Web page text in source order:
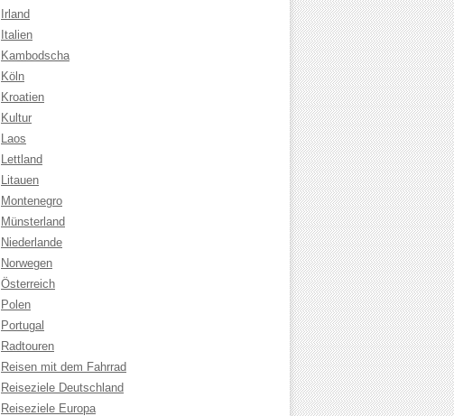
Irland
Italien
Kambodscha
Köln
Kroatien
Kultur
Laos
Lettland
Litauen
Montenegro
Münsterland
Niederlande
Norwegen
Österreich
Polen
Portugal
Radtouren
Reisen mit dem Fahrrad
Reiseziele Deutschland
Reiseziele Europa